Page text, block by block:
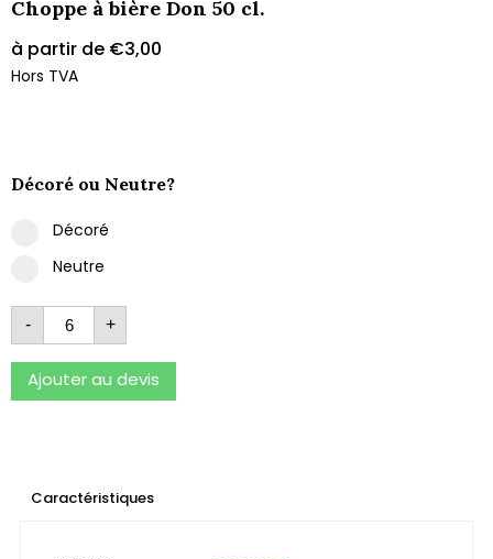
Choppe à bière Don 50 cl.
à partir de €3,00
Hors TVA
Décoré ou Neutre?
Décoré
Neutre
- +
Ajouter au devis
Caractéristiques